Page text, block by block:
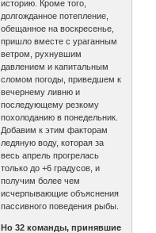
историю. Кроме того,
долгожданное потепление,
обещанное на воскресенье,
пришло вместе с ураганным
ветром, рухнувшим
давлением и капитальным
сломом погоды, приведшем к
вечернему ливню и
последующему резкому
похолоданию в понедельник.
Добавим к этим факторам
ледяную воду, которая за
весь апрель прогрелась
только до +6 градусов, и
получим более чем
исчерпывающие объяснения
пассивного поведения рыбы.
Но 32 команды, принявшие